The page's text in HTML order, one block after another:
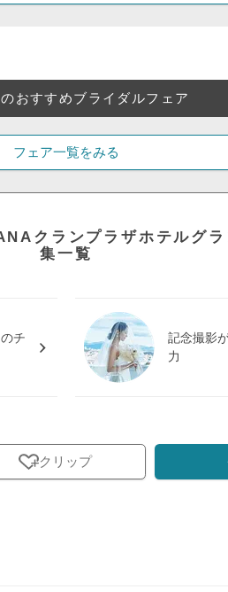
おすすめブライダルフェア
フェア一覧をみる
クランプラザホテルグ
集一覧
チ
記念撮影
力
クリップ